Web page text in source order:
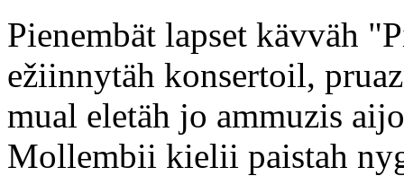
Pienembät lapset kävväh
ežiinnytäh konsertoil,
mual eletäh jo ammuzis
Mollembii kielii paistah